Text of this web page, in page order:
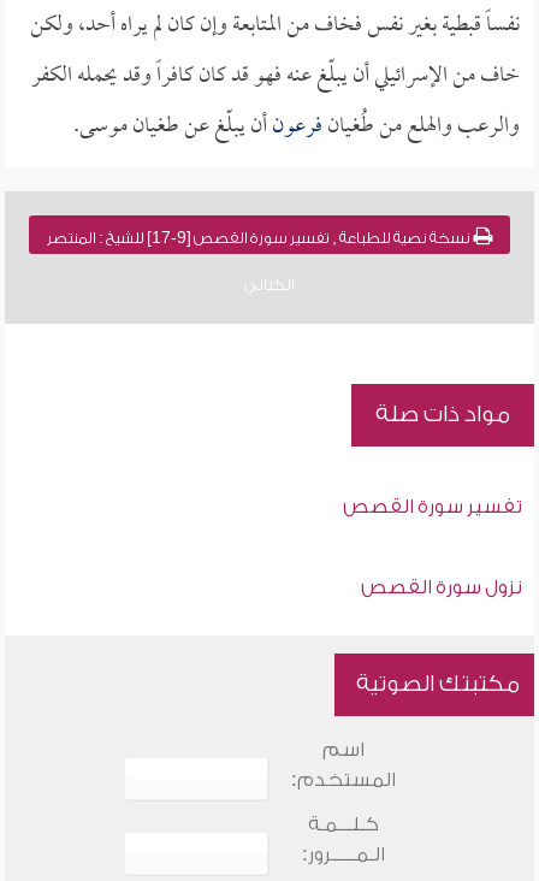
نفساً قبطية بغير نفس فخاف من المتابعة وإن كان لم يراه أحد، ولكن
خاف من الإسرائيلي أن يبلّغ عنه فهو قد كان كافراً وقد يحمله الكفر
والرعب والهلع من طُغيانفرعونأن يبلّغ عن طغيان موسى.
نسخة نصية للطباعة , تفسير سورة القصص [9-17] للشيخ : المنتصر
الكتاني
مواد ذات صلة
تفسير سورة القصص
نزول سورة القصص
مكتبتك الصوتية
اسم
المستخدم:
كـلـــمـة
الـمـــــرور: